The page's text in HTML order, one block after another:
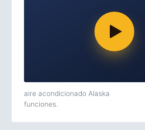
aire acondicionado Alaska
funciones.